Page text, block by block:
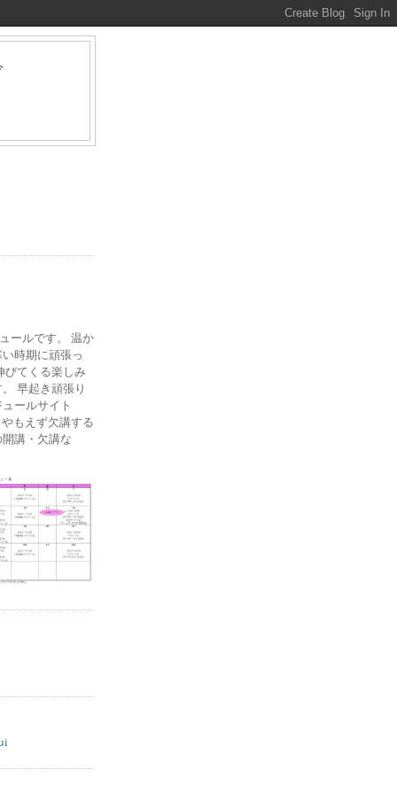
ールです。 温か
時期に頑張っ
びてくる楽しみ
早起き頑張り
ールサイト
もえず欠講する
講・欠講な